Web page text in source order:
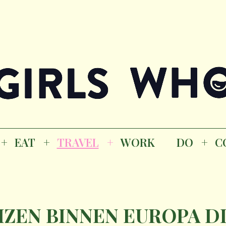
EAT TRAVEL WORK DO
BINNEN EUROPA